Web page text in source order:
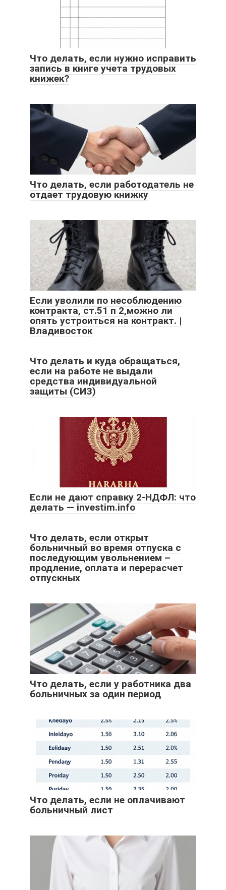
Что делать, если нужно исправить
запись в книге учета трудовых
книжек?
Что делать, если работодатель не
отдает трудовую книжку
Если уволили по несоблюдению
контракта, ст.51 п 2,можно ли
опять устроиться на контракт. |
Владивосток
Что делать и куда обращаться,
если на работе не выдали
средства индивидуальной
защиты (СИЗ)
Если не дают справку 2-НДФЛ: что
делать — investim.info
Что делать, если открыт
больничный во время отпуска с
последующим увольнением –
продление, оплата и перерасчет
отпускных
Что делать, если у работника два
больничных за один период
Что делать, если не оплачивают
больничный лист